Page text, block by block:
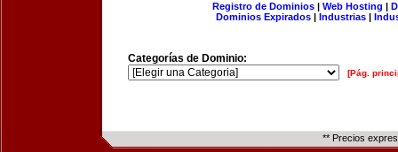
Registro de Dominios| Web Hosting |
Dominios Expirados | Industrias |
Categorías de Dominio:
[Pág.
** Precios